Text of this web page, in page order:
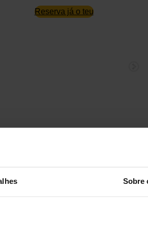
Sobre
Reserva já o teu
para gaming ou criação de